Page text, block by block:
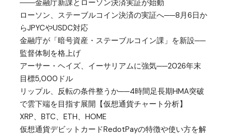
――金融庁新課とローソン決済実証が始動
ローソン、ステーブルコイン決済の実証へ──8月6日か
らJPYCやUSDC対応
金融庁が「暗号資産・ステーブルコイン課」を新設──
監督体制を格上げ
アーサー・ヘイズ、イーサリアムに強気──2026年末
目標5,000ドル
リップル、反転の条件整うか──4時間足長期HMA突破
で雲下端を目指す展開【仮想通貨チャート分析】
XRP、BTC、ETH、HOME
仮想通貨デビットカードRedotPayの特徴や使い方を解